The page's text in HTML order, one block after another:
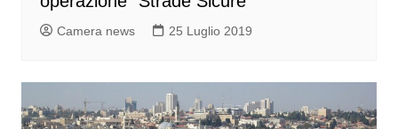
Camera news 25 Luglio 2019